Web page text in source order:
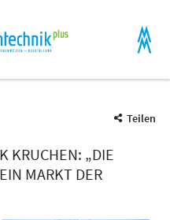
Teilen
KRUCHEN: „DIE
MARKT DER